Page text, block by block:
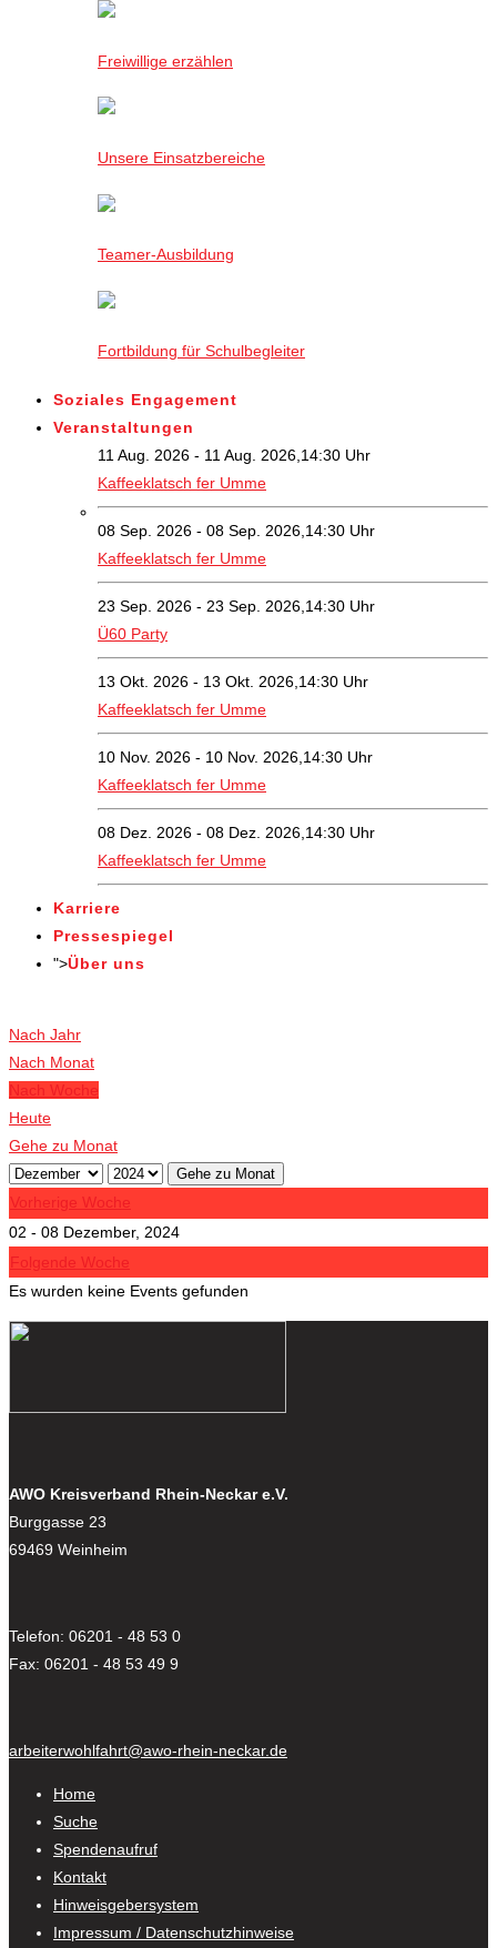
Freiwillige erzählen
Unsere Einsatzbereiche
Teamer-Ausbildung
Fortbildung für Schulbegleiter
Soziales Engagement
Veranstaltungen
11 Aug. 2026 - 11 Aug. 2026,14:30 Uhr
Kaffeeklatsch fer Umme
08 Sep. 2026 - 08 Sep. 2026,14:30 Uhr
Kaffeeklatsch fer Umme
23 Sep. 2026 - 23 Sep. 2026,14:30 Uhr
Ü60 Party
13 Okt. 2026 - 13 Okt. 2026,14:30 Uhr
Kaffeeklatsch fer Umme
10 Nov. 2026 - 10 Nov. 2026,14:30 Uhr
Kaffeeklatsch fer Umme
08 Dez. 2026 - 08 Dez. 2026,14:30 Uhr
Kaffeeklatsch fer Umme
Karriere
Pressespiegel
">Über uns
Nach Jahr
Nach Monat
Nach Woche
Heute
Gehe zu Monat
Gehe zu Monat
Vorherige Woche
02 - 08 Dezember, 2024
Folgende Woche
Es wurden keine Events gefunden
AWO Kreisverband Rhein-Neckar e.V.
Burggasse 23
69469 Weinheim
Telefon: 06201 - 48 53 0
Fax: 06201 - 48 53 49 9
arbeiterwohlfahrt@awo-rhein-neckar.de
Home
Suche
Spendenaufruf
Kontakt
Hinweisgebersystem
Impressum / Datenschutzhinweise